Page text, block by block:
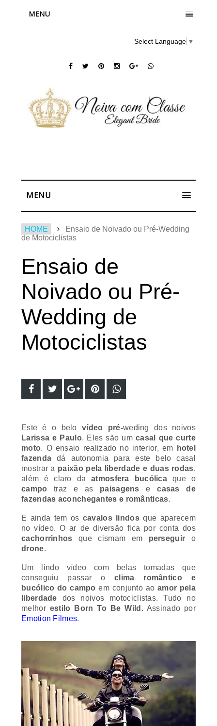
MENU
Select Language ▼
MENU
HOME
Ensaio de Noivado ou Pré-Wedding
de Motociclistas
Ensaio de
Noivado ou Pré-
Wedding de
Motociclistas
Este é o belo vídeo pré-weding
dos noivos
Larissa e Paulo. Eles são umcasal que curte
moto. O ensaio realizado no interior, em
hotel
fazendadá autonomia para este belo casal
mostrar a paixão pela liberdade e duas rodas,
além é claro da atmosfera bucólica que o
campo traz e as paisagens ecasas de
fazendas aconchegantes e românticas.
E ainda tem os cavalos lindos que aparecem
no vídeo. O ar de diversão fica por conta dos
cachorrinhos que cismam em perseguir o
drone.
Um lindo vídeo com belas tomadas que
conseguiu passar oclima romântico e
bucólico do campo em conjunto ao amor pela
liberdade dos noivos motociclistas. Tudo no
melhor estilo Born To Be Wild . Assinado por
Emotion Filmes.